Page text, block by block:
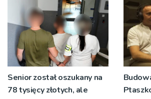
Senior został oszukany na
78 tysięcy złotych, ale